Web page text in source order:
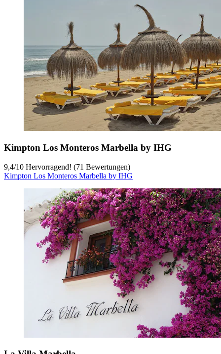
Kimpton Los Monteros Marbella by IHG
9,4/10 Hervorragend! (71 Bewertungen)
Kimpton Los Monteros Marbella by IHG